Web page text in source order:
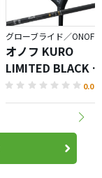
オノフ KURO
LIMITED BLACK
ライバー
0.0